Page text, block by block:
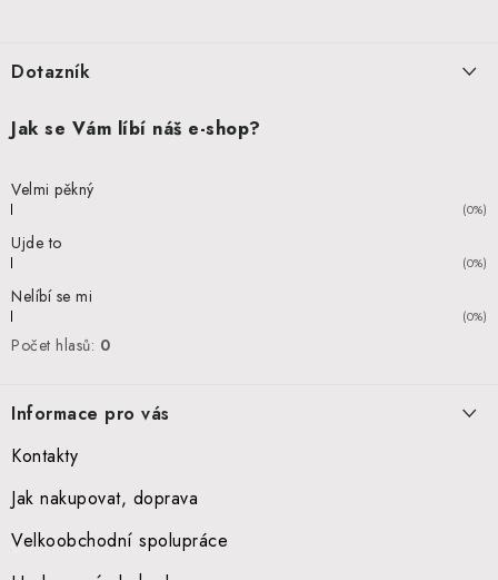
Dotazník
Jak se Vám líbí náš e-shop?
Velmi pěkný
(0%)
Ujde to
(0%)
Nelíbí se mi
(0%)
Počet hlasů: 0
Informace pro vás
Kontakty
Jak nakupovat, doprava
Velkoobchodní spolupráce